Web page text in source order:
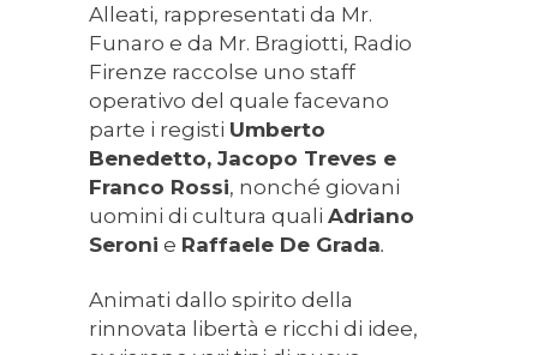
Alleati, rappresentati da Mr.
Funaro e da Mr. Bragiotti, Radio
Firenze raccolse uno staff
operativo del quale facevano
parte i registi Umberto
Benedetto, Jacopo Treves e
Franco Rossi, nonché giovani
uomini di cultura quali Adriano
Seroni e Raffaele De Grada.
Animati dallo spirito della
rinnovata libertà e ricchi di idee,